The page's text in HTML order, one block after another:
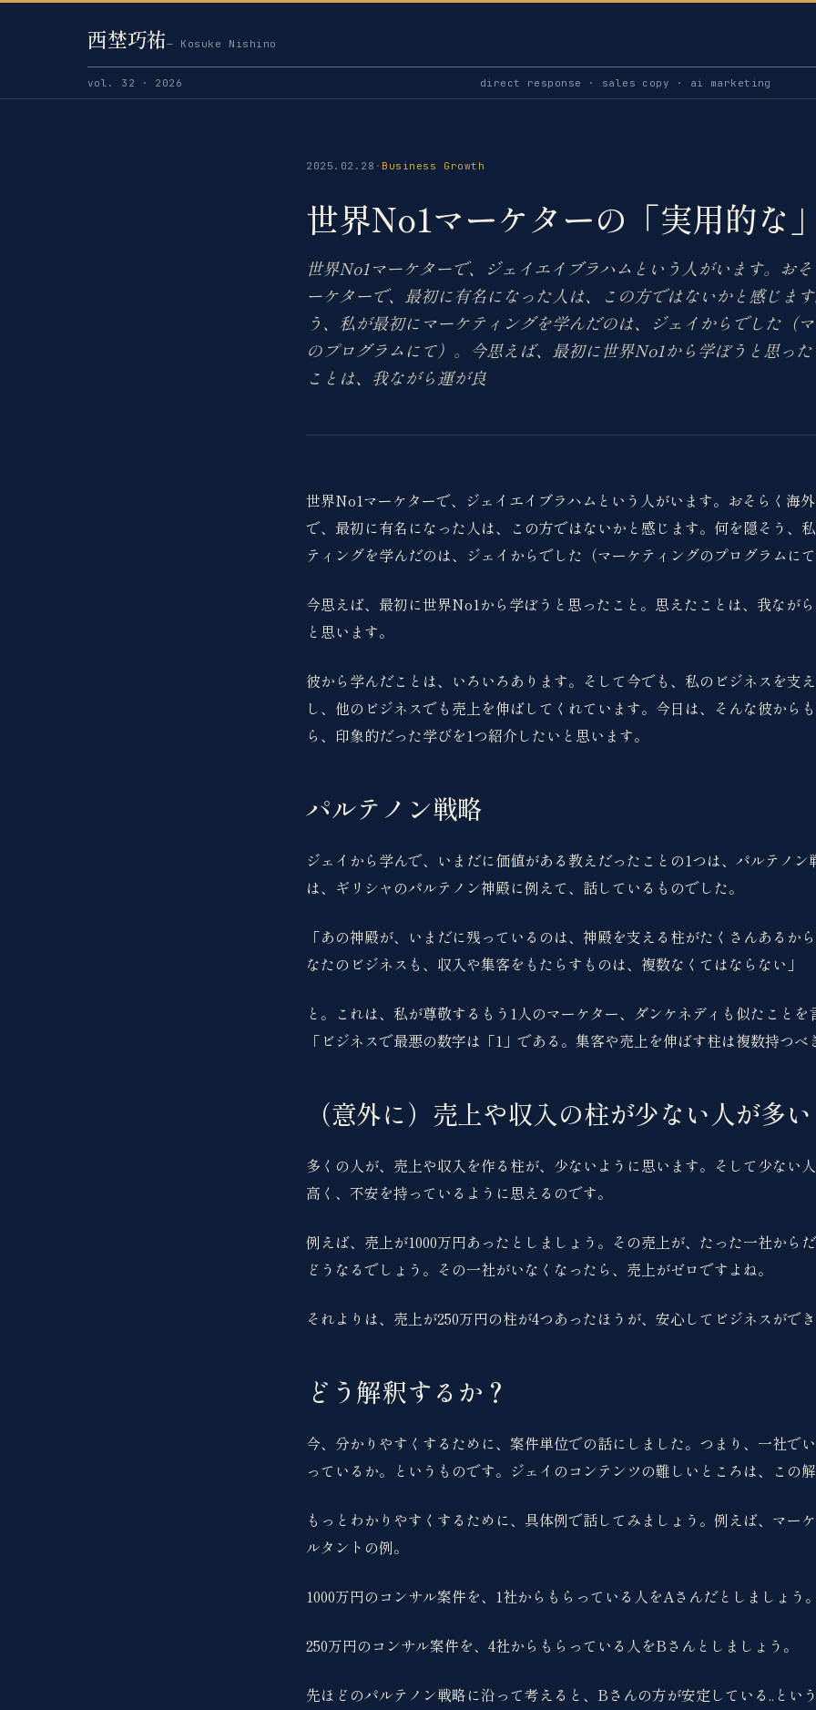
西埜巧祐— Kosuke Nishino
vol. 32 · 2026 direct response · sales copy · ai marketing
2025.02.28 · Business Growth
世界No1マーケターの「実用的な
世界No1マーケターで、ジェイエイブラハムという人がいます。お
ーケターで、最初に有名になった人は、この方ではないかと感じま
う、私が最初にマーケティングを学んだのは、ジェイからでした（
のプログラムにて）。今思えば、最初に世界No1から学ぼうと思っ
ことは、我ながら運が良
世界No1マーケターで、ジェイエイブラハムという人がいます。おそらく海
で、最初に有名になった人は、この方ではないかと感じます。何を隠そう、
ティングを学んだのは、ジェイからでした（マーケティングのプログラムにて
今思えば、最初に世界No1から学ぼうと思ったこと。思えたことは、我なが
と思います。
彼から学んだことは、いろいろあります。そして今でも、私のビジネスを支
し、他のビジネスでも売上を伸ばしてくれています。今日は、そんな彼から
ら、印象的だった学びを1つ紹介したいと思います。
パルテノン戦略
ジェイから学んで、いまだに価値がある教えだったことの1つは、パルテノン
は、ギリシャのパルテノン神殿に例えて、話しているものでした。
「あの神殿が、いまだに残っているのは、神殿を支える柱がたくさんあるか
なたのビジネスも、収入や集客をもたらすものは、複数なくてはならない」
と。これは、私が尊敬するもう1人のマーケター、ダンケネディも似たことを
「ビジネスで最悪の数字は「1」である。集客や売上を伸ばす柱は複数持つべ
（意外に）売上や収入の柱が少ない人が多い
多くの人が、売上や収入を作る柱が、少ないように思います。そして少ない
高く、不安を持っているように思えるのです。
例えば、売上が1000万円あったとしましょう。その売上が、たった一社からだ
どうなるでしょう。その一社がいなくなったら、売上がゼロですよね。
それよりは、売上が250万円の柱が4つあったほうが、安心してビジネスができ
どう解釈するか？
今、分かりやすくするために、案件単位での話にしました。つまり、一社で
っているか。というものです。ジェイのコンテンツの難しいところは、この解
もっとわかりやすくするために、具体例で話してみましょう。例えば、マー
ルタントの例。
1000万円のコンサル案件を、1社からもらっている人をAさんだとしましょう。
250万円のコンサル案件を、4社からもらっている人をBさんとしましょう。
先ほどのパルテノン戦略に沿って考えると、Bさんの方が安定している..とい